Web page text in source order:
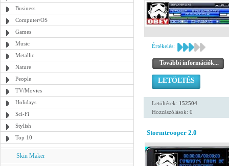
Business
Computer/OS
Games
Music
Metallic
Nature
People
TV/Movies
Holidays
Sci-Fi
Stylish
Top 10
Skin Maker
Értékelés:
További információk...
LETÖLTÉS
Letöltések: 152504
Hozzászólások: 0
Stormtrooper 2.0